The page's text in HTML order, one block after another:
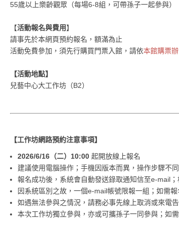
55歲以上樂齡觀眾（每場6-8組，可帶孫子一起參與）
【活動報名與費用】
請事先於本網頁預約報名，額滿為止
活動免費參加，須先行購買門票入館，請依本館購票
【活動地點】
兒藝中心大工作坊（B2）
【工作坊網路預約注意事項】
2026/6/16（二）10:00 起開放線上報名
建議使用電腦操作；手機因版本而異，操作步驟不
報名成功後，系統會自動發送錄取通知信至e-mail
因系統區別之故，一個e-mail帳號限報一組；如
如遇無法參與之情況，請務必事先線上取消或來電
本次工作坊獨立參與，亦或可攜孫子一同參與；